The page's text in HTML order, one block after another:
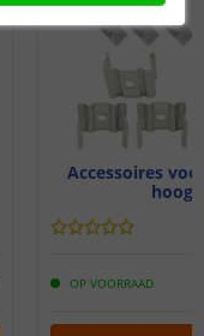
Accessoires
hoog
OP VOORRAAD